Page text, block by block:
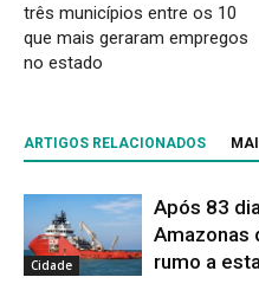
três municípios entre os 10
que mais geraram empregos
no estado
ARTIGOS RELACIONADOS
Cidade
Após 83
Amazonas
rumo a